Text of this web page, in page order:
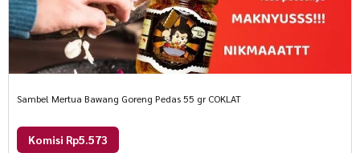
Sambel Mertua Bawang Goreng Pedas 55 gr COKLAT
Komisi Rp5.573